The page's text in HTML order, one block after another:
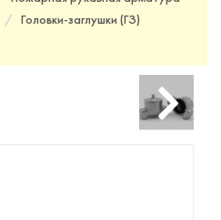
Головки-заглушки (ГЗ)